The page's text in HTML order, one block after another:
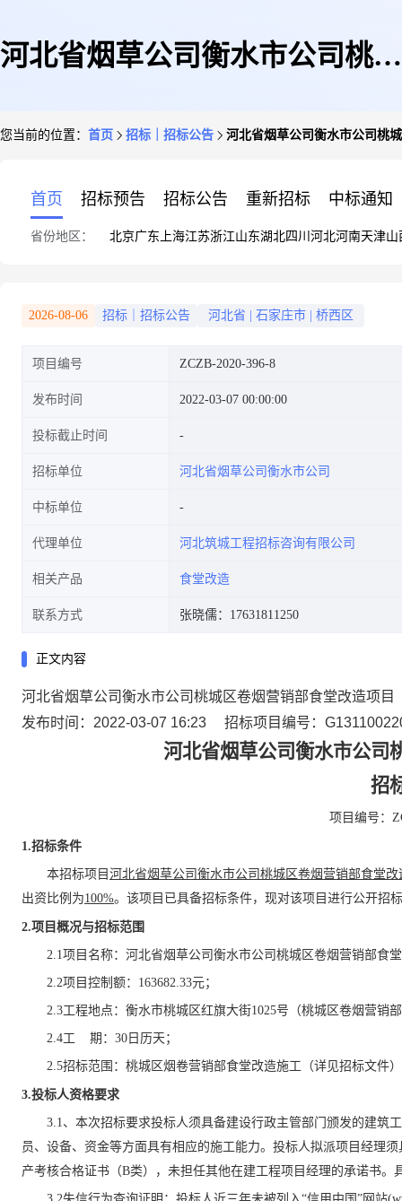
河北省烟草公司衡水市公司桃城
您当前的位置： 首页 招标｜招标公告 河北省烟草公司衡水市公司桃
首页 招标预告 招标公告 重新招标 中标通知
省份地区： 北京广东 上海江苏浙江山东湖北四川 河北河南天津山
2026-08-06 招标｜招标公告 河北省 石家庄市 桥西区
项目编号 ZCZB-2020-396-8
发布时间 2022-03-07 00:00:00
投标截止时间
招标单位 河北省烟草公司衡水市公司
中标单位
代理单位 河北筑城工程招标咨询有限公司
相关产品 食堂改造
联系方式 张晓儒：17631811250
正文内容
河北省烟草公司衡水市公司桃城区卷烟营销部食堂改造项目
发布时间：2022-03-07 16:23
招标项目编号：
河北省烟草公司衡水市公司
招
项目编号：
1.招标条件
本招标项目 河北省烟草公司衡水市公司桃城区卷烟营销部食堂改
出资比例 为100%。该项目已具备招标条件，现对该项目进行公开招
2.项目概况与招标范围
2.1项目名称： 河北省烟草公司衡水市公司桃城区卷烟营销部食
2.2项目 控制 额： 163682.33元；
2.3工程地点：衡水市桃城区红旗大街1025号（桃城区卷烟营销
2.4工 期 ： 30日历天；
2.5招标范围： 桃城区烟卷营销部食堂改造施工 （详见招标文件）
3.投标人资格要求
3.1、本次招标要求投标人须具备建设行政主管部门颁发的建筑
员、设备、资金等方面具有相应的施工能力。投标人拟派项目经理
产考核合格证书（B类）， 未担任其他在建工程项目经理的承诺书。